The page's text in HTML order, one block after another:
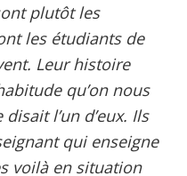
plutôt les
les étudiants de
Leur histoire
qu’on nous
l’un d’eux. Ils
qui enseigne
voilà en situation